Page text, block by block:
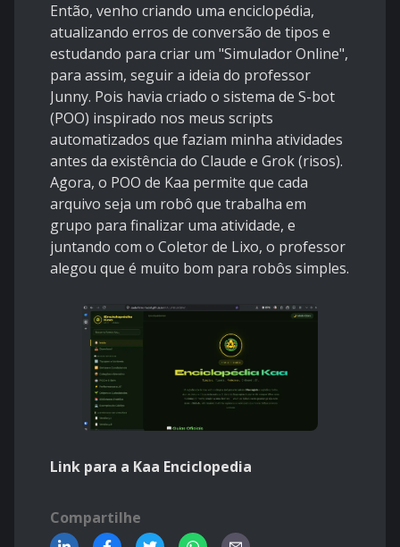
Então, venho criando uma enciclopédia,
atualizando erros de conversão de tipos e
estudando para criar um "Simulador Online",
para assim, seguir a ideia do professor
Junny. Pois havia criado o sistema de S-bot
(POO) inspirado nos meus scripts
automatizados que faziam minha atividades
antes da existência do Claude e Grok (risos).
Agora, o POO de Kaa permite que cada
arquivo seja um robô que trabalha em
grupo para finalizar uma atividade, e
juntando com o Coletor de Lixo, o professor
alegou que é muito bom para robôs simples.
Link para a Kaa Enciclopedia
Compartilhe